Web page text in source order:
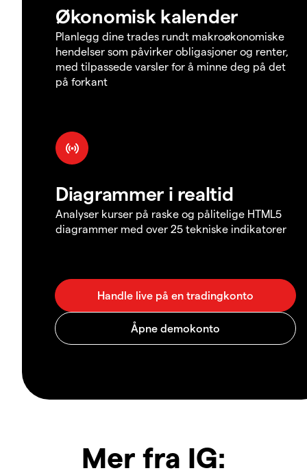
Økonomisk kalender
Planlegg dine trades rundt makroøkonomiske
hendelser som påvirker obligasjoner og renter,
med tilpassede varsler for å minne deg på det
på forkant
Diagrammer i realtid
Analyser kurser på raske og pålitelige HTML5
diagrammer med over 25 tekniske indikatorer
Mer fra IG: